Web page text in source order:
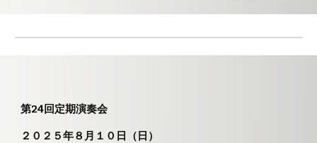
第24回定期演奏会
２０２５年８月１０日（日）